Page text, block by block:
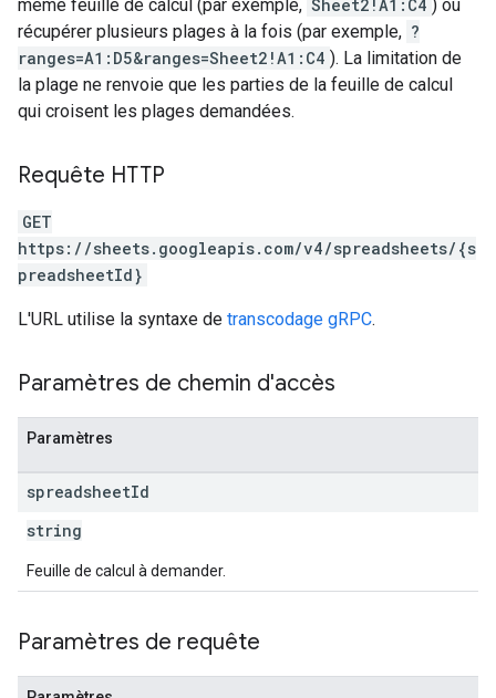
même feuille de calcul (par exemple, Sheet2!A1:C4 ) ou
récupérer plusieurs plages à la fois (par exemple, ?
ranges=A1:D5&ranges=Sheet2!A1:C4 ). La limitation de
la plage ne renvoie que les parties de la feuille de calcul
qui croisent les plages demandées.
Requête HTTP
GET
https://sheets.googleapis.com/v4/spreadsheets/{s
preadsheetId}
L'URL utilise la syntaxe de transcodage gRPC.
Paramètres de chemin d'accès
Paramètres
spreadsheetId
string
Feuille de calcul à demander.
Paramètres de requête